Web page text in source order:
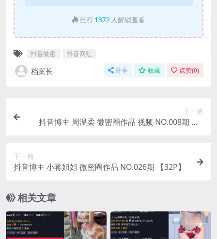
已有 1372 人解锁查看
抖音微密 抖音网红
档案长 分享 收藏 点赞(0)
上一篇
抖音博主 周温柔 微密圈作品 视频 NO.008期 【3
下一篇
抖音博主 小蒋姐姐 微密圈作品 NO.026期 【32P】
相关文章